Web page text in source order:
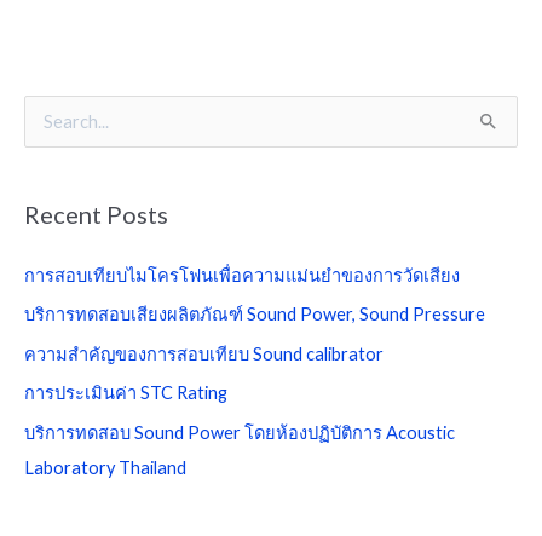
c
:
Recent Posts
การสอบเทียบไมโครโฟนเพื่อความแม่นยำของการวัดเสียง
บริการทดสอบเสียงผลิตภัณฑ์ Sound Power, Sound Pressure
ความสำคัญของการสอบเทียบ Sound calibrator
การประเมินค่า STC Rating
บริการทดสอบ Sound Power โดยห้องปฏิบัติการ Acoustic
Laboratory Thailand